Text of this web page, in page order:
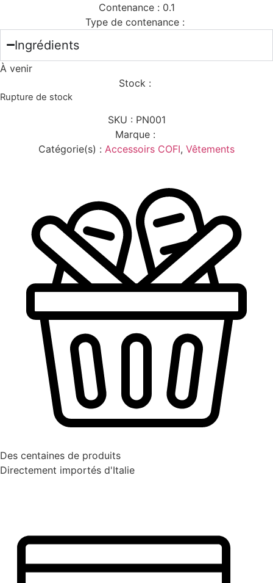
Contenance : 0.1
Type de contenance :
Ingrédients
À venir
Stock :
Rupture de stock
SKU : PN001
Marque :
Catégorie(s) : Accessoirs COFI, Vêtements
Des centaines de produits
Directement importés d'Italie